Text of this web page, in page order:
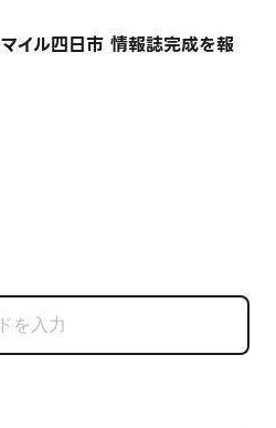
イル四日市 情報誌完成を報